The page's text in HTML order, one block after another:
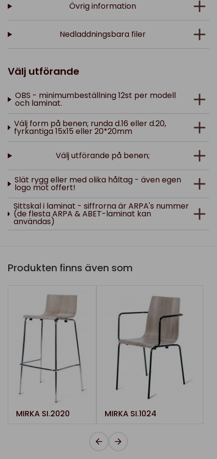
Övrig information
Nedladdningsbara filer
Välj utförande
OBS - minimumbeställning 12st per modell
och laminat.
Välj form på benen; runda d.16 eller d.20,
fyrkantiga 15x15 eller 20*20mm
Välj utförande på benen;
Slät rygg eller med olika håltag - även egen
logo mot offert!
Sittskal i laminat - siffrorna är ARPA's nummer
(de flesta ARPA & ABET-laminat kan
användas)
Produkten finns även som
MIRKA SI.2020 MIRKA SI.1024